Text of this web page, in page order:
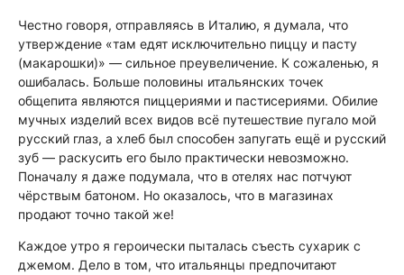
Честно говоря, отправляясь в Италию, я думала, что
утверждение «там едят исключительно пиццу и пасту
(макарошки)» — сильное преувеличение. К сожаленью, я
ошибалась. Больше половины итальянских точек
общепита являются пиццериями и пастисериями. Обилие
мучных изделий всех видов всё путешествие пугало мой
русский глаз, а хлеб был способен запугать ещё и русский
зуб — раскусить его было практически невозможно.
Поначалу я даже подумала, что в отелях нас потчуют
чёрствым батоном. Но оказалось, что в магазинах
продают точно такой же!
Каждое утро я героически пыталась съесть сухарик с
джемом. Дело в том, что итальянцы предпочитают